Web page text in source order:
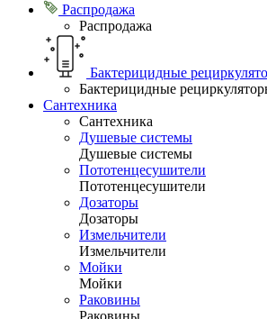
Распродажа
Распродажа
Бактерицидные
Бактерицидные
Сантехника
Сантехника
Душевые системы
Душевые системы
Пототенцесушители
Пототенцесушители
Дозаторы
Дозаторы
Измельчители
Измельчители
Мойки
Мойки
Раковины
Раковины